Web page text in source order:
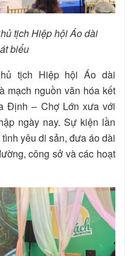
tịch Hiệp hội Áo dài
biểu
tịch Hiệp hội Áo dài
mạch nguồn văn hóa kết
Định – Chợ Lớn xưa với
ngày nay. Sự kiện lần
yêu di sản, đưa áo dài
công sở và các hoạt